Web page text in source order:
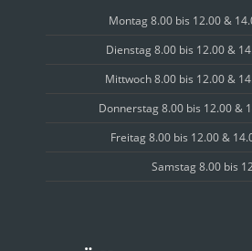
Montag 8.00 bis 12.00 &
Dienstag 8.00 bis 12.00 &
Mittwoch 8.00 bis 12.00 &
Donnerstag 8.00 bis 12.00 &
Freitag 8.00 bis 12.00 &
Samstag 8.00 bis